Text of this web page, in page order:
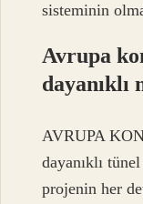
sisteminin
Avrupa
dayanıklı
AVRUPA
dayanıklı
projenin her